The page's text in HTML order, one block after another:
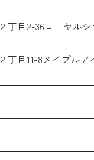
丁目2-36ローヤルシ
丁目11-8メイプルア